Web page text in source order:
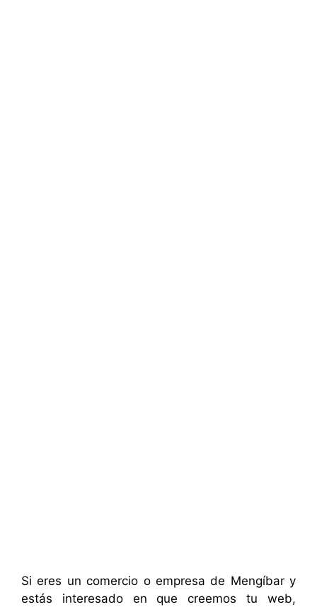
Si eres un comercio o empresa de Mengíbar y
estás interesado en que creemos tu web,